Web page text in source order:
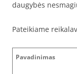
daugybės
Pateikiame
Pavadinimas